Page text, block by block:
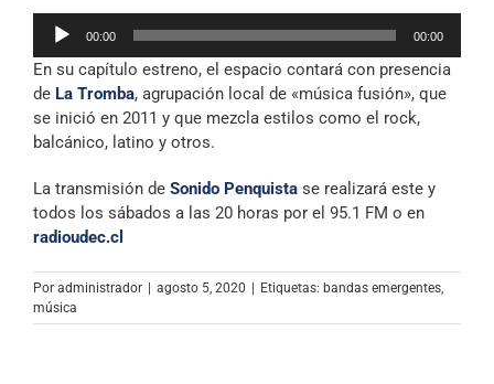
Reproductor
audio
00:00 00:00
En su capítulo estreno, el espacio contará con presencia
de La Tromba, agrupación local de «música fusión», que
se inició en 2011 y que mezcla estilos como el rock,
balcánico, latino y otros.
La transmisión de Sonido Penquista se realizará este y
todos los sábados a las 20 horas por el 95.1 FM o en
radioudec.cl
Por administrador agosto 5, 2020 Etiquetas: bandas emergentes,
música